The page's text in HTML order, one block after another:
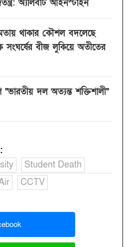
অ্যালবার্ট আইনস্টাইন
থাকার কৌশল বদলেছে
সংঘর্ষের বীজ লুকিয়ে অতীতের
"ভারতীয় দল অত্যন্ত শক্তিশালী"
:
Student Death
CCTV